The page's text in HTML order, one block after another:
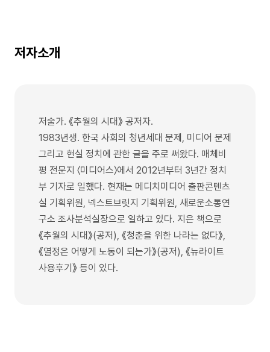
저자소개
저술가. 《추월의 시대》 공저자.
1983년생. 한국 사회의 청년세대 문제, 미디어 문제
그리고 현실 정치에 관한 글을 주로 써왔다. 매체비
평 전문지 〈미디어스〉에서 2012년부터 3년간 정치
부 기자로 일했다. 현재는 메디치미디어 출판콘텐츠
실 기획위원, 넥스트브릿지 기획위원, 새로운소통연
구소 조사분석실장으로 일하고 있다. 지은 책으로
《추월의 시대》(공저), 《청춘을 위한 나라는 없다》,
《열정은 어떻게 노동이 되는가》(공저), 《뉴라이트
사용후기》 등이 있다.